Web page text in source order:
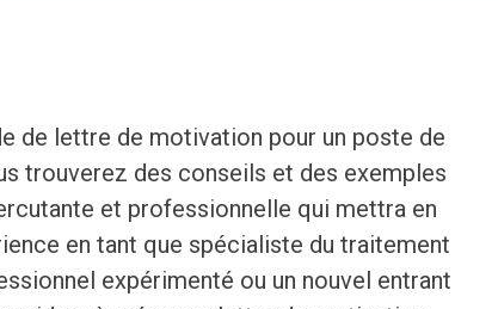
de lettre de motivation pour un poste de
trouverez des conseils et des exemples
et professionnelle qui mettra en
en tant que spécialiste du traitement
expérimenté ou un nouvel entrant